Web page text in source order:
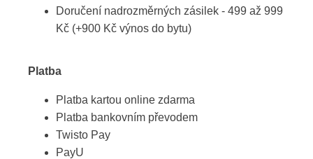
Doručení nadrozměrných zásilek - 499 až 999
Kč (+900 Kč výnos do bytu)
Platba
Platba kartou online zdarma
Platba bankovním převodem
Twisto Pay
PayU